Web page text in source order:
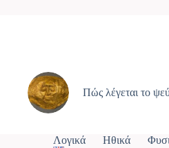
Πώς λέγεται το
Λογικά Ηθικά